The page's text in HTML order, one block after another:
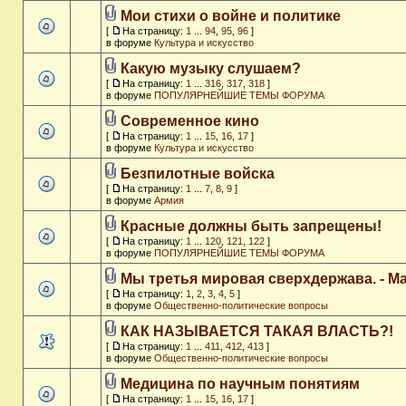
Мои стихи о войне и политике
[ На страницу: 1 94 95 96 ]
в форуме Культура и искусство
Какую музыку слушаем?
[ На страницу: 1 316 317 318 ]
в форуме ПОПУЛЯРНЕЙШИЕ ТЕМЫ ФОРУМА
Современное кино
[ На страницу: 1 15 16 17 ]
в форуме Культура и искусство
Безпилотные войска
[ На страницу: 1 7 8 9 ]
в форуме Армия
Красные должны быть запрещены!
[ На страницу: 1 120 121 122 ]
в форуме ПОПУЛЯРНЕЙШИЕ ТЕМЫ ФОРУМА
Мы третья мировая сверхдержава. -
[ На страницу: 1 2 3 4 5 ]
в форуме Общественно-политические вопросы
КАК НАЗЫВАЕТСЯ ТАКАЯ ВЛАСТЬ?!
[ На страницу: 1 411 412 413 ]
в форуме Общественно-политические вопросы
Медицина по научным понятиям
[ На страницу: 1 15 16 17 ]